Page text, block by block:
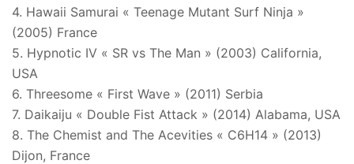
4. Hawaii Samurai « Teenage Mutant Surf Ninja »
(2005) France
5. Hypnotic IV « SR vs The Man » (2003) California,
USA
6. Threesome « First Wave » (2011) Serbia
7. Daikaiju « Double Fist Attack » (2014) Alabama, USA
8. The Chemist and The Acevities « C6H14 » (2013)
Dijon, France